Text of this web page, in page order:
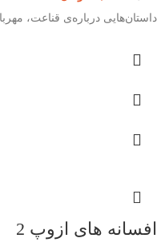
داستان‌هایی درباره‌ی قناعت،
افسانه های ازوپ 2